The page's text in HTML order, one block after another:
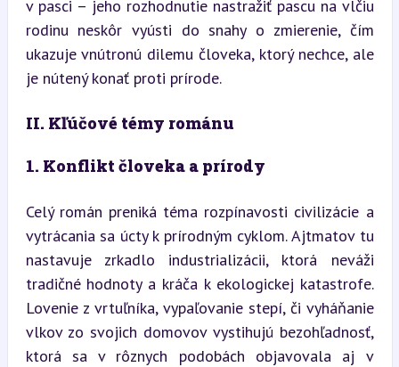
v pasci – jeho rozhodnutie nastražiť pascu na vlčiu
rodinu neskôr vyústi do snahy o zmierenie, čím
ukazuje vnútronú dilemu človeka, ktorý nechce, ale
je nútený konať proti prírode.
II. Kľúčové témy románu
1. Konflikt človeka a prírody
Celý román preniká téma rozpínavosti civilizácie a
vytrácania sa úcty k prírodným cyklom. Ajtmatov tu
nastavuje zrkadlo industrializácii, ktorá neváži
tradičné hodnoty a kráča k ekologickej katastrofe.
Lovenie z vrtuľníka, vypaľovanie stepí, či vyháňanie
vlkov zo svojich domovov vystihujú bezohľadnosť,
ktorá sa v rôznych podobách objavovala aj v